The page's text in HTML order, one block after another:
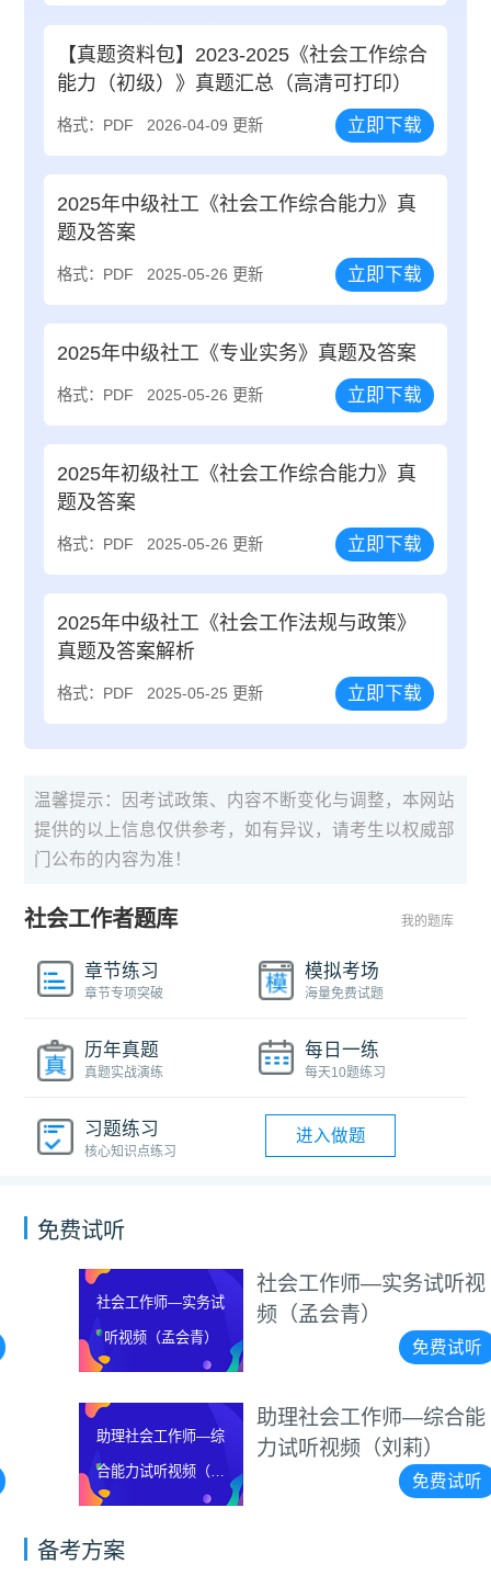
【真题资料包】2023-2025《社会工作综合
能力（初级）》真题汇总（高清可打印）
格式：PDF 2026-04-09 更新 立即下载
2025年中级社工《社会工作综合能力》真
题及答案
格式：PDF 2025-05-26 更新 立即下载
2025年中级社工《专业实务》真题及答案
格式：PDF 2025-05-26 更新 立即下载
2025年初级社工《社会工作综合能力》真
题及答案
格式：PDF 2025-05-26 更新 立即下载
2025年中级社工《社会工作法规与政策》
真题及答案解析
格式：PDF 2025-05-25 更新 立即下载
温馨提示：因考试政策、内容不断变化与调整，本网站
提供的以上信息仅供参考，如有异议，请考生以权威部
门公布的内容为准！
社会工作者题库 我的题库
章节练习
章节专项突破
模拟考场
海量免费试题
历年真题
真题实战演练
每日一练
每天10题练习
习题练习
核心知识点练习
进入做题
免费试听
社会工作师—实务试
听视频（孟会青）
社会工作师—实务试听视
频（孟会青）
免费试听
助理社会工作师—综
合能力试听视频（刘
莉）
助理社会工作师—综合能
力试听视频（刘莉）
免费试听
备考方案